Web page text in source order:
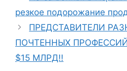
резкое подорожание
ПРЕДСТАВИТЕЛИ
ПОЧТЕННЫХ
$15 МЛРД!!